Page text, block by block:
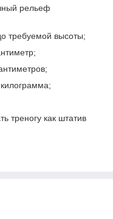
рельеф
требуемой высоты;
килограмма;
треногу как штатив